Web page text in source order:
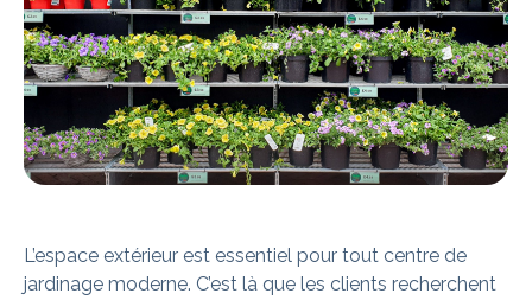
L’espace extérieur est essentiel pour tout centre de
jardinage moderne. C’est là que les clients recherchent